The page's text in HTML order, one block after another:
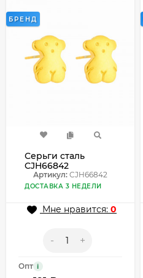
БРЕНД
Серьги сталь
CJH66842
Артикул: CJH66842
ДОСТАВКА 3 НЕДЕЛИ
Мне нравится: 0
- +
Опт i